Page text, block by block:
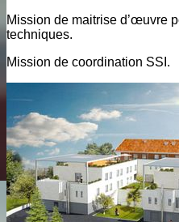
Mission de maitrise d’œuvre
techniques.
Mission de coordination SSI.